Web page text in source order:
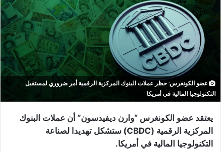
عضو الكونغرس: حظر عملات البنوك المركزية الرقمية أمر ضروري لمستقبل
التكنولوجيا المالية في أمريكا
يعتقد عضو الكونغرس “وارن ديفيدسون” أن عملات البنوك
المركزية الرقمية (CBDC) ستشكل تهديدا لصناعة
التكنولوجيا المالية في أمريكا.